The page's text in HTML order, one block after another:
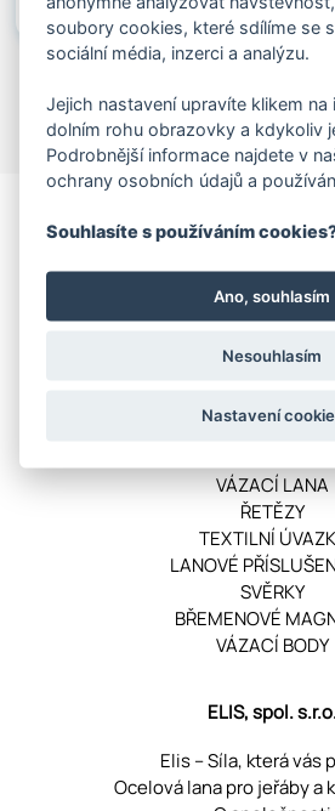
Kategorie
VÁZACÍ LANA
ŘETĚZY
TEXTILNÍ
LANOVÉ
SVĚRKY
BŘEMENOVÉ
VÁZACÍ BODY
ELIS, spol.
Elis – Síla, která vás
Ocelová lana pro jeřáby a
soubory cookies, které sdílíme se
sociální média, inzerci a analýzu.
Jejich nastavení upravíte klikem
dolním rohu obrazovky a kdykoliv
Podrobnější informace najdete v
ochrany osobních údajů a
Souhlasíte s používáním
Ano, souhlasím
Nesouhlasím
Nastavení